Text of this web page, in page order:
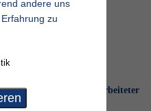
Findling mit eingearbeiteter
andere uns
zu